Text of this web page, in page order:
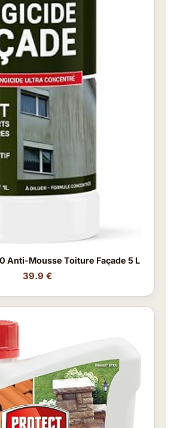
Anti-Mousse Toiture Façade 5 L
39.9 €